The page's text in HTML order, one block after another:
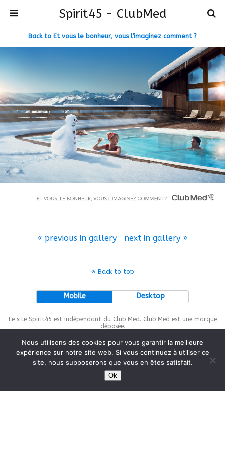
Spirit45 - ClubMed
Back to Et vous le bonheur, vous l’imaginez comment ?
« previous in gallery next in gallery »
Back to top
Mobile Desktop
Le site Spirit45 est indépendant du Club Med. Club Med est une marque
déposée.
This site is protected bywp-copyrightpro.com
Nous utilisons des cookies pour vous garantir la meilleure
expérience sur notre site web. Si vous continuez à utiliser ce
site, nous supposerons que vous en êtes satisfait.
Ok